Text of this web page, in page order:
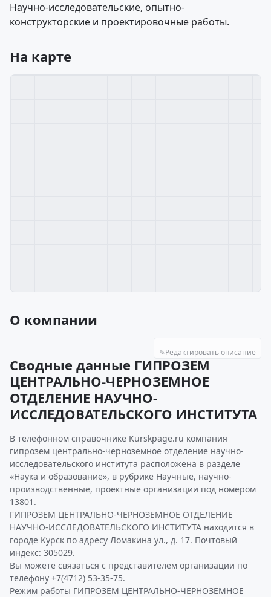
Научно-исследовательские, опытно-
конструкторские и проектировочные работы.
На карте
О компании
✎Редактировать описание
Сводные данные ГИПРОЗЕМ
ЦЕНТРАЛЬНО-ЧЕРНОЗЕМНОЕ
ОТДЕЛЕНИЕ НАУЧНО-
ИССЛЕДОВАТЕЛЬСКОГО ИНСТИТУТА
В телефонном справочнике Kurskpage.ru компания
гипрозем центрально-черноземное отделение научно-
исследовательского института расположена в разделе
«Наука и образование», в рубрике Научные, научно-
производственные, проектные организации под номером
13801.
ГИПРОЗЕМ ЦЕНТРАЛЬНО-ЧЕРНОЗЕМНОЕ ОТДЕЛЕНИЕ
НАУЧНО-ИССЛЕДОВАТЕЛЬСКОГО ИНСТИТУТА находится в
городе Курск по адресу Ломакина ул., д. 17. Почтовый
индекс: 305029.
Вы можете связаться с представителем организации по
телефону +7(4712) 53-35-75.
Режим работы ГИПРОЗЕМ ЦЕНТРАЛЬНО-ЧЕРНОЗЕМНОЕ